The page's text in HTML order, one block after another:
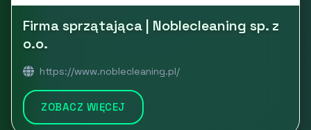
Firma sprzątająca | Noblecleaning sp. z
o.o.
https://www.noblecleaning.pl/
ZOBACZ WIĘCEJ